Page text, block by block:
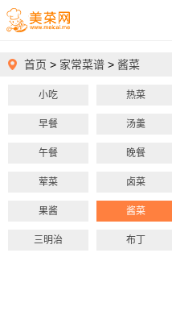
小吃 热菜
早餐 汤羹
午餐 晚餐
荤菜 卤菜
果酱 酱菜
三明治 布丁
首页 > 家常菜谱 > 酱菜